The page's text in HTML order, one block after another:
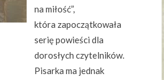
na miłość”,
która zapoczątkowała
serię powieści dla
dorosłych czytelników.
Pisarka ma jednak